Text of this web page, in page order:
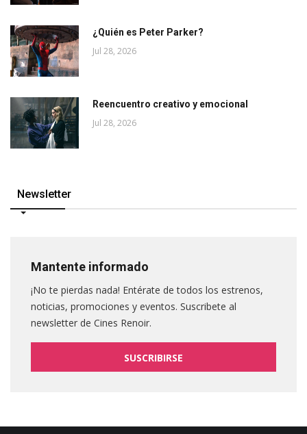
¿Quién es Peter Parker?
Jul 28, 2026
Reencuentro creativo y emocional
Jul 28, 2026
Newsletter
Mantente informado
¡No te pierdas nada! Entérate de todos los estrenos,
noticias, promociones y eventos. Suscribete al
newsletter de Cines Renoir.
SUSCRIBIRSE